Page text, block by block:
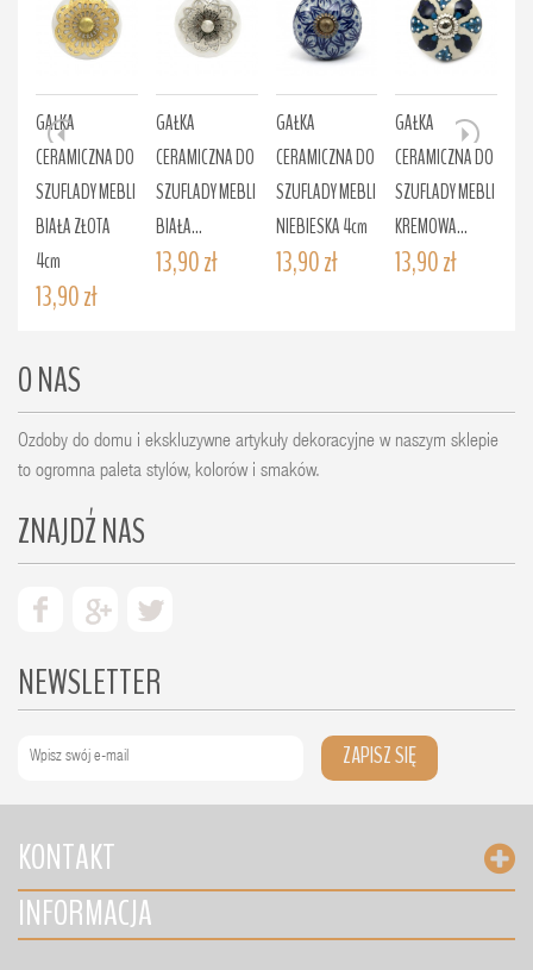
GAŁKA
CERAMICZNA DO
SZUFLADY MEBLI
BIAŁA ZŁOTA
4cm
13,90 zł
GAŁKA
CERAMICZNA DO
SZUFLADY MEBLI
BIAŁA...
13,90 zł
GAŁKA
CERAMICZNA DO
SZUFLADY MEBLI
NIEBIESKA 4cm
13,90 zł
GAŁKA
CERAMICZNA DO
SZUFLADY MEBLI
KREMOWA...
13,90 zł
O NAS
Ozdoby do domu i ekskluzywne artykuły dekoracyjne w naszym sklepie
to ogromna paleta stylów, kolorów i smaków.
ZNAJDŹ NAS
NEWSLETTER
ZAPISZ SIĘ
KONTAKT
INFORMACJA